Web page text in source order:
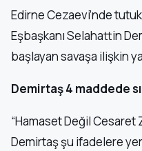
Edirne Cezaevi’nde
Eşbaşkanı Selahattin
başlayan savaşa ilişkin
Demirtaş 4 maddede
“Hamaset Değil Cesaret
Demirtaş şu ifadelere